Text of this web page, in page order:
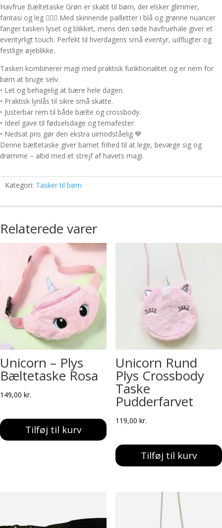
Havfrue Bæltetaske Grøn er skabt til børn, der elsker glimmer,
fantasi og leg 🧜‍♀️✨ Med skinnende pailletter i blå og grønne nuancer
fanger tasken lyset og blikket, mens den søde havfruehale giver et
eventyrligt touch. Perfekt til hverdagens små eventyr, udflugter og
festlige øjeblikke.
Tasken kombinerer magi med praktisk funktionalitet og er nem for
børn at bruge selv.
• Let og behagelig at bære hele dagen.
• Praktisk lynlås til sikre små skatte.
• Justerbar rem til både bælte og crossbody.
• Ideel gave til fødselsdage og temafester.
• Nedsat pris gør den ekstra uimodståelig 💙
Denne bæltetaske giver barnet frihed til at lege, bevæge sig og
drømme – altid med et strejf af havets magi.
Kategori: Tasker til børn
Relaterede varer
Unicorn – Plys
Bæltetaske Rosa
149,00 kr.
Tilføj til kurv
Unicorn Rund
Plys Crossbody
Taske
Pudderfarvet
119,00 kr.
Tilføj til kurv